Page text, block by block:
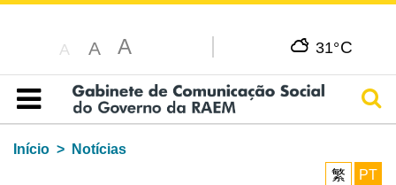
A A A 31°C
Índice
Início
Notícias
繁
PT